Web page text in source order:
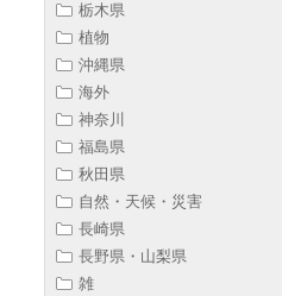
栃木県
植物
沖縄県
海外
神奈川
福島県
秋田県
自然・天候・災害
長崎県
長野県・山梨県
雑